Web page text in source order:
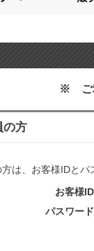
※ ご
の方
は、お客様IDとパ
お客様ID
パスワード